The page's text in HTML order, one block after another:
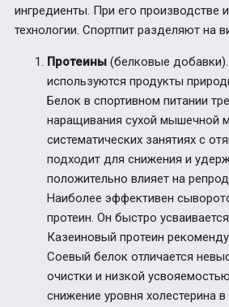
ингредиенты. При его производстве
технологии. Спортпит разделяют на
Протеины (белковые добавки).
используются продукты
Белок в спортивном питании
наращивания сухой мышечной
систематических занятиях с
подходит для снижения и
положительно влияет на
Наиболее эффективен
протеин. Он быстро
Казеиновый протеин
Соевый белок отличается
очистки и низкой
снижение уровня холестерина